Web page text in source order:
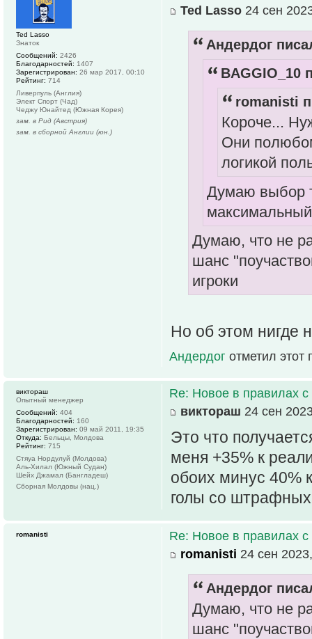
Ted Lasso 24 сен
Андердог
BAGGIO_10
romanisti
Короче...
Они
логикой
Думаю выбор
Думаю, что не
шанс
игроки
Но об этом нигде
Андердог отметил этот
Ted Lasso
Знаток
Сообщений: 2426
Благодарностей: 1407
Зарегистрирован: 26 мар 2017, 00:10
Рейтинг: 714
Ливерпуль (Англия)
Элект Спорт (Чад)
Чеджу Юнайтед (Южная Корея)
зам. в Рид (Австрия)
зам. в сборной Англии (юн.)
Re: Новое в правилах с
виктораш 24 сен
Это что
меня +35% к
обоих минус 40%
голы со штрафных
виктораш
Опытный менеджер
Сообщений: 404
Благодарностей: 160
Зарегистрирован: 09 май 2011, 19:35
Откуда: Бельцы, Молдова
Рейтинг: 715
Стяуа Нордулуй (Молдова)
Аль-Хилал (Южный Судан)
Шейх Джамал (Бангладеш)
Сборная Молдовы (нац.)
Re: Новое в правилах с
romanisti 24 сен
Андердог
Думаю, что не
шанс
romanisti